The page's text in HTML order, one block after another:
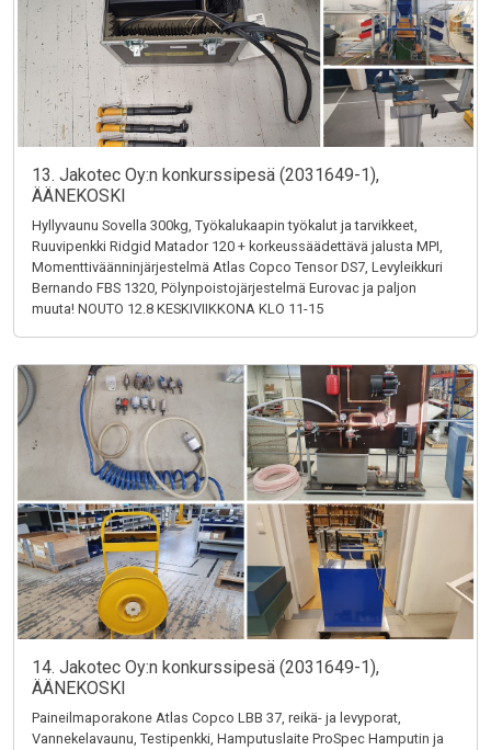
13. Jakotec Oy:n konkurssipesä (2031649-1),
ÄÄNEKOSKI
Hyllyvaunu Sovella 300kg, Työkalukaapin työkalut ja tarvikkeet,
Ruuvipenkki Ridgid Matador 120 + korkeussäädettävä jalusta MPI,
Momenttiväänninjärjestelmä Atlas Copco Tensor DS7, Levyleikkuri
Bernando FBS 1320, Pölynpoistojärjestelmä Eurovac ja paljon
muuta! NOUTO 12.8 KESKIVIIKKONA KLO 11-15
14. Jakotec Oy:n konkurssipesä (2031649-1),
ÄÄNEKOSKI
Paineilmaporakone Atlas Copco LBB 37, reikä- ja levyporat,
Vannekelavaunu, Testipenkki, Hamputuslaite ProSpec Hamputin ja